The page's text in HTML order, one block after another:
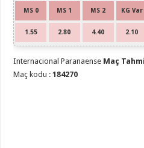
MS 0 MS 1 MS 2 KG Var
1.55 2.80 4.40 2.10
Internacional Paranaense Maç
Maç kodu :184270